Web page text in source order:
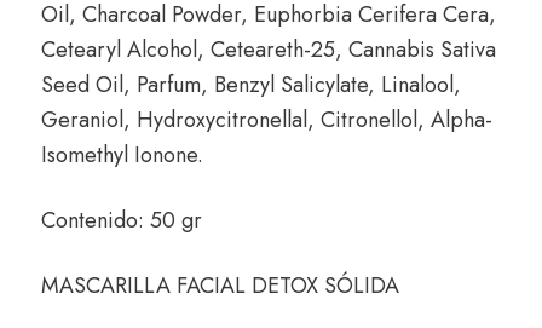
Oil, Charcoal Powder, Euphorbia Cerifera Cera,
Cetearyl Alcohol, Ceteareth-25, Cannabis Sativa
Seed Oil, Parfum, Benzyl Salicylate, Linalool,
Geraniol, Hydroxycitronellal, Citronellol, Alpha-
Isomethyl Ionone.
Contenido: 50 gr
MASCARILLA FACIAL DETOX SÓLIDA